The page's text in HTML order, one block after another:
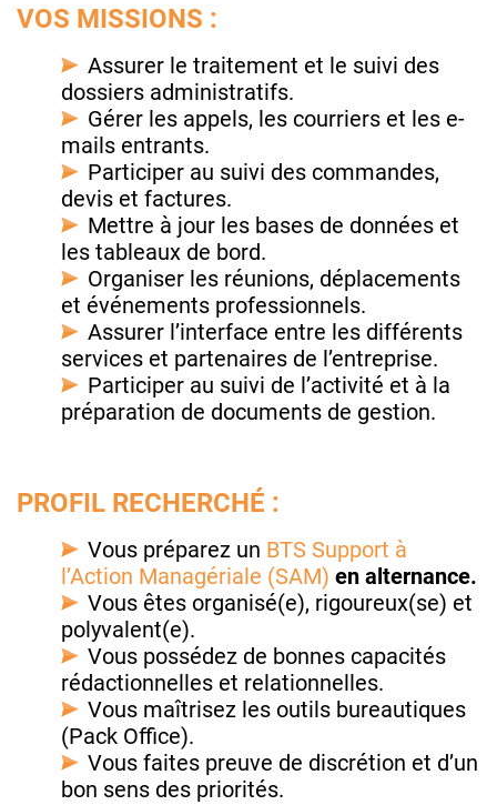
VOS MISSIONS :
Assurer le traitement et le suivi des
dossiers administratifs.
Gérer les appels, les courriers et les e-
mails entrants.
Participer au suivi des commandes,
devis et factures.
Mettre à jour les bases de données et
les tableaux de bord.
Organiser les réunions, déplacements
et événements professionnels.
Assurer l’interface entre les différents
services et partenaires de l’entreprise.
Participer au suivi de l’activité et à la
préparation de documents de gestion.
PROFIL RECHERCHÉ :
Vous préparez un BTS Support à
l’Action Managériale (SAM) en alternance.
Vous êtes organisé(e), rigoureux(se) et
polyvalent(e).
Vous possédez de bonnes capacités
rédactionnelles et relationnelles.
Vous maîtrisez les outils bureautiques
(Pack Office).
Vous faites preuve de discrétion et d’un
bon sens des priorités.